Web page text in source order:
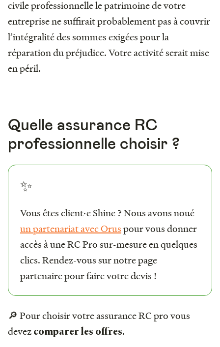
civile professionnelle le patrimoine de votre
entreprise ne suffirait probablement pas à couvrir
l’intégralité des sommes exigées pour la
réparation du préjudice. Votre activité serait mise
en péril.
Quelle assurance RC
professionnelle choisir ?
✨
Vous êtes client·e Shine ? Nous avons noué
un partenariat avec Oruspour vous donner
accès à une RC Pro sur-mesure en quelques
clics. Rendez-vous sur notre page
partenaire pour faire votre devis !
🔎 Pour choisir votre assurance RC pro vous
devez comparer les offres.